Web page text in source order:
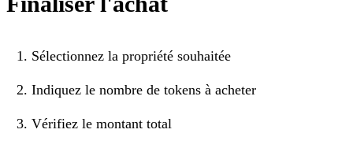
Sélectionnez la propriété souhaitée
Indiquez le nombre de tokens à acheter
Vérifiez le montant total